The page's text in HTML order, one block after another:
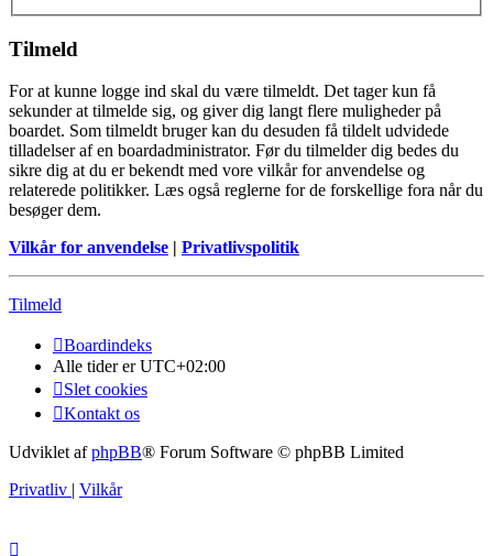
Tilmeld
For at kunne logge ind skal du være tilmeldt. Det tager kun få
sekunder at tilmelde sig, og giver dig langt flere muligheder på
boardet. Som tilmeldt bruger kan du desuden få tildelt udvidede
tilladelser af en boardadministrator. Før du tilmelder dig bedes du
sikre dig at du er bekendt med vore vilkår for anvendelse og
relaterede politikker. Læs også reglerne for de forskellige fora når du
besøger dem.
Vilkår for anvendelse | Privatlivspolitik
Tilmeld
Boardindeks
Alle tider erUTC+02:00
Slet cookies
Kontakt os
Udviklet afphpBB® Forum Software © phpBB Limited
Privatliv | Vilkår